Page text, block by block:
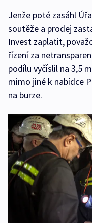
Jenže poté zasáhl
soutěže a prodej
Invest zaplatit,
řízení za
podílu vyčíslil na 3,5
mimo jiné k nabídce
na burze.